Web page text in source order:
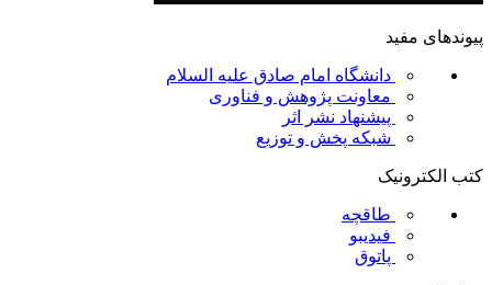
پیوندهای مفید
دانشگاه امام صادق علیه السلام
معاونت پژوهش و فناوری
پیشنهاد نشر اثر
شبکه پخش و توزیع
کتب الکترونیک
طاقچه
فیدیبو
پاتوق